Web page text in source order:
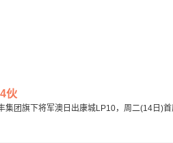
伙
集团旗下将军澳日出康城LP10，周二(14日)